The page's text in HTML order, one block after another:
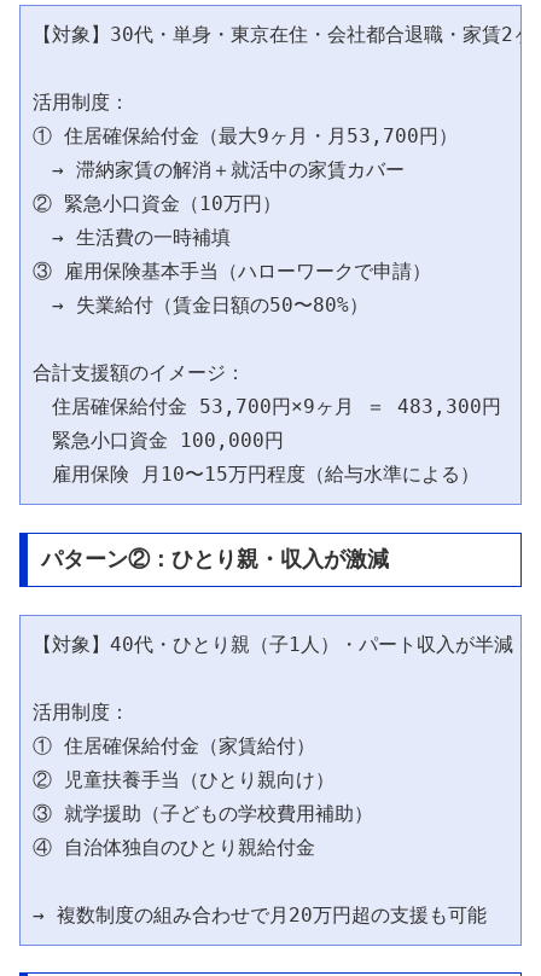
【対象】30代・単身・東京在住・会社都合退職・家賃2ヶ
活用制度：
① 住居確保給付金（最大9ヶ月・月53,700円）
→ 滞納家賃の解消＋就活中の家賃カバー
② 緊急小口資金（10万円）
→ 生活費の一時補填
③ 雇用保険基本手当（ハローワークで申請）
→ 失業給付（賃金日額の50〜80%）
合計支援額のイメージ：
住居確保給付金 53,700円×9ヶ月 ＝ 483,300円
緊急小口資金 100,000円
パターン②：ひとり親・収入が激減
【対象】40代・ひとり親（子1人）・パート収入が半減
活用制度：
① 住居確保給付金（家賃給付）
② 児童扶養手当（ひとり親向け）
③ 就学援助（子どもの学校費用補助）
④ 自治体独自のひとり親給付金